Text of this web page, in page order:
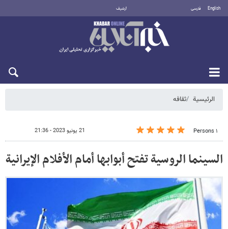
English فارسی أرشيف
الرئيسية ثقافه
١ Persons 21 يونيو 2023 - 21:36
السينما الروسية تفتح أبوابها أمام الأفلام الإيرانية